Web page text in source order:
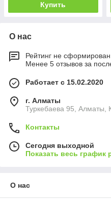
Купить
О нас
Рейтинг не сформирован
Менее 5 отзывов за
Работает с 15.02.2020
г. Алматы
Туркебаева 95, Алматы,
Контакты
Сегодня выходной
Показать весь график
О нас